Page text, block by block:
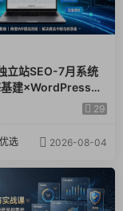
链.docx
链.mp4
换.docx
换.mp4
立站SEO-7月系统
建×WordPress建
生产×站内外优化×29
选 2026-08-04